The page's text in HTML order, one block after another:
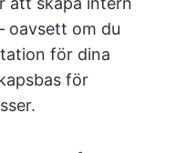
oavsett om du
för dina
för